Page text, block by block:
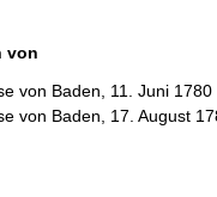
von
von Baden, 11. Juni 1780
von Baden, 17. August